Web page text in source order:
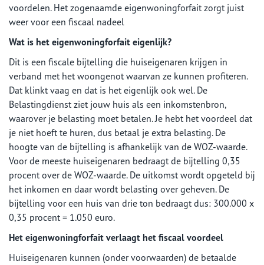
voordelen. Het zogenaamde eigenwoningforfait zorgt juist
weer voor een fiscaal nadeel
Wat is het eigenwoningforfait eigenlijk?
Dit is een fiscale bijtelling die huiseigenaren krijgen in
verband met het woongenot waarvan ze kunnen profiteren.
Dat klinkt vaag en dat is het eigenlijk ook wel. De
Belastingdienst ziet jouw huis als een inkomstenbron,
waarover je belasting moet betalen. Je hebt het voordeel dat
je niet hoeft te huren, dus betaal je extra belasting. De
hoogte van de bijtelling is afhankelijk van de WOZ-waarde.
Voor de meeste huiseigenaren bedraagt de bijtelling 0,35
procent over de WOZ-waarde. De uitkomst wordt opgeteld bij
het inkomen en daar wordt belasting over geheven. De
bijtelling voor een huis van drie ton bedraagt dus: 300.000 x
0,35 procent = 1.050 euro.
Het eigenwoningforfait verlaagt het fiscaal voordeel
Huiseigenaren kunnen (onder voorwaarden) de betaalde